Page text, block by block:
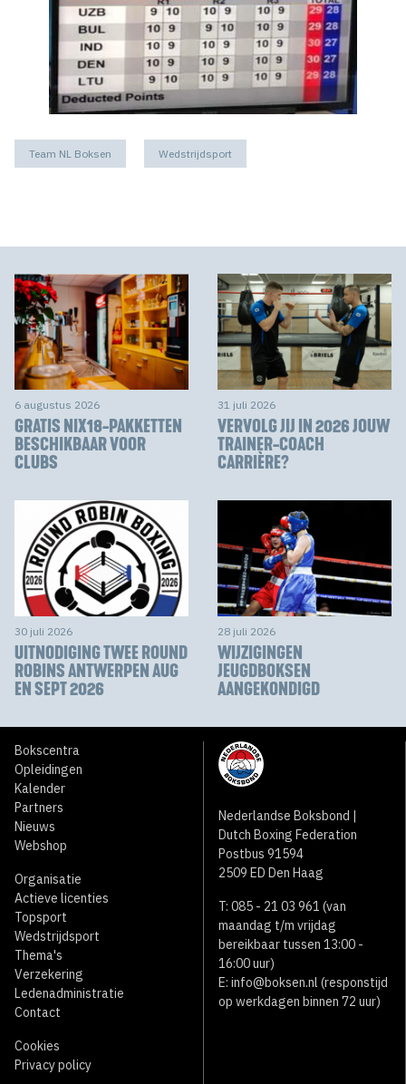
Team NL Boksen Wedstrijdsport
6 augustus 2026
GRATIS NIX18-PAKKETTEN
BESCHIKBAAR VOOR
CLUBS
31 juli 2026
VERVOLG JIJ IN 2026 JOUW
TRAINER-COACH
CARRIÈRE?
30 juli 2026
UITNODIGING TWEE ROUND
ROBINS ANTWERPEN AUG
EN SEPT 2026
28 juli 2026
WIJZIGINGEN
JEUGDBOKSEN
AANGEKONDIGD
Bokscentra
Opleidingen
Kalender
Partners
Nieuws
Webshop
Organisatie
Actieve licenties
Topsport
Wedstrijdsport
Thema's
Verzekering
Ledenadministratie
Contact
Cookies
Privacy policy
Nederlandse Boksbond |
Dutch Boxing Federation
Postbus 91594
2509 ED Den Haag
T: 085 - 21 03 961 (van
maandag t/m vrijdag
bereikbaar tussen 13:00 -
16:00 uur)
E: info@boksen.nl (responstijd
op werkdagen binnen 72 uur)